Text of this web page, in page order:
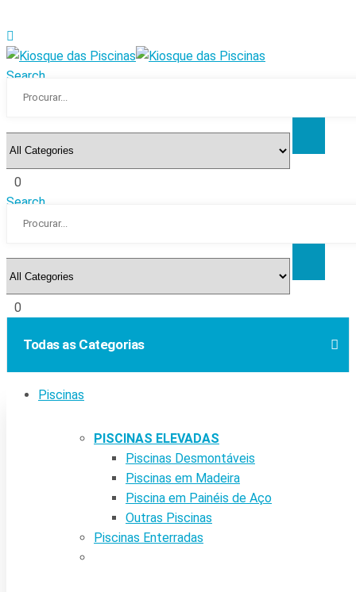
Search
0
Search
0
Todas as Categorias
Piscinas
PISCINAS ELEVADAS
Piscinas Desmontáveis
Piscinas em Madeira
Piscina em Painéis de Aço
Outras Piscinas
Piscinas Enterradas